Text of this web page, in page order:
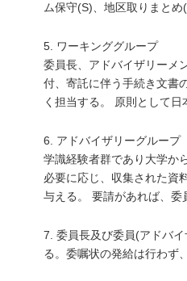
ム保守(S)、地区取りまと
5. ワーキンググループ
委員長、アドバイザリーメ
付、寄託に伴う手続き文書
く担当する。 原則として
6. アドバイザリーグループ
学識経験者群であり大学か
必要に応じ、収集された資
与える。 要請があれば、
7. 委員長及び委員(アドバ
る。委嘱状の発給は行わず